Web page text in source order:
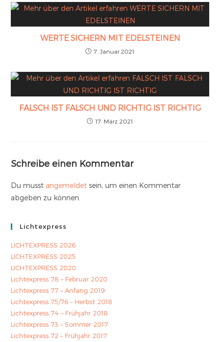
WERTE SICHERN MIT EDELSTEINEN
7. Januar 2021
FALSCH IST FALSCH UND RICHTIG IST RICHTIG
17. März 2021
Schreibe einen Kommentar
Du musst angemeldet sein, um einen Kommentar
abgeben zu können.
Lichtexpress
LICHTEXPRESS 2026
LICHTEXPRESS 2025
LICHTEXPRESS 2020
Lichtexpress 78 – Februar 2020
Lichtexpress 77 – Anfang 2019
Lichtexpress 75/76 – Herbst 2018
Lichtexpress 74 – Frühjahr 2018
Lichtexpress 73 – Sommer 2017
Lichtexpress 72 – Frühjahr 2017